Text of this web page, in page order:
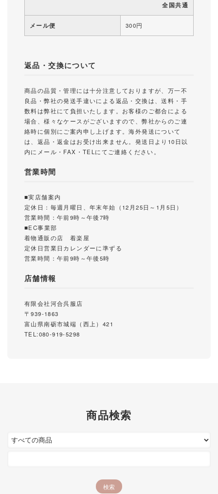
商品検索
全国共通
メール便 300円
返品・交換について
商品の品質・管理には十分注意しておりますが、万一不
良品・弊社の発送手違いによる返品・交換は、送料・手
数料は弊社にて負担いたします。お客様のご都合による
場合、様々なケースがございますので、弊社からのご連
絡時に個別にご案内申し上げます。海外発送について
は、返品・返金はお受け出来ません。発送日より10日以
内にメール・FAX・TELにてご連絡ください。
営業時間
■実店舗案内
定休日：毎週月曜日、年末年始（12月25日～1月5日）
営業時間：午前9時～午後7時
■EC事業部
着物通販の店 着楽屋
定休日営業日カレンダーに準ずる
営業時間：午前9時～午後5時
店舗情報
有限会社河合呉服店
〒939-1863
富山県南砺市城端（西上）421
TEL:080-919-5298